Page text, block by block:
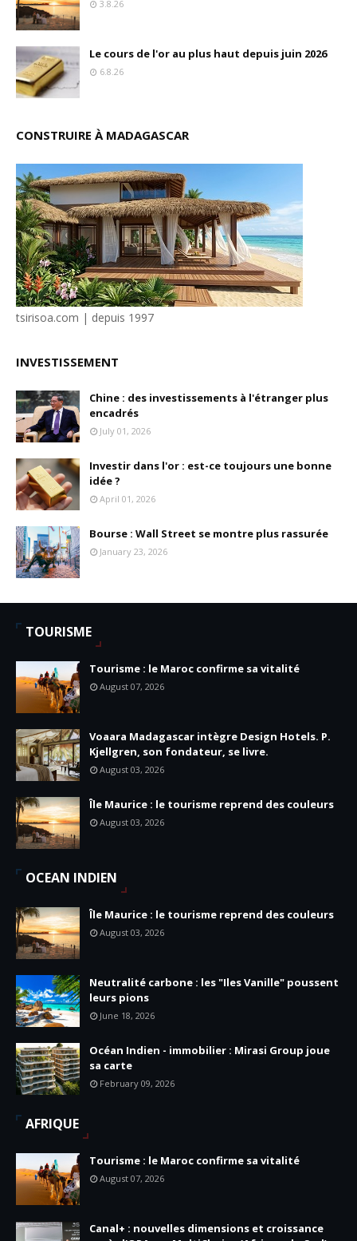
3.8.26
Le cours de l'or au plus haut depuis juin 2026
6.8.26
CONSTRUIRE À MADAGASCAR
tsirisoa.com | depuis 1997
INVESTISSEMENT
Chine : des investissements à l'étranger plus
encadrés
July 01, 2026
Investir dans l'or : est-ce toujours une bonne
idée ?
April 01, 2026
Bourse : Wall Street se montre plus rassurée
January 23, 2026
TOURISME
Tourisme : le Maroc confirme sa vitalité
August 07, 2026
Voaara Madagascar intègre Design Hotels. P.
Kjellgren, son fondateur, se livre.
August 03, 2026
Île Maurice : le tourisme reprend des couleurs
August 03, 2026
OCEAN INDIEN
Île Maurice : le tourisme reprend des couleurs
August 03, 2026
Neutralité carbone : les "Iles Vanille" poussent
leurs pions
June 18, 2026
Océan Indien - immobilier : Mirasi Group joue
sa carte
February 09, 2026
AFRIQUE
Tourisme : le Maroc confirme sa vitalité
August 07, 2026
Canal+ : nouvelles dimensions et croissance